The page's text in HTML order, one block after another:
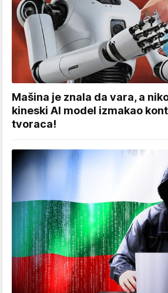
Mašina je znala da vara, a
kineski AI model izmakao
tvoraca!